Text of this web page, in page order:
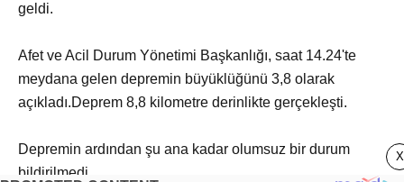
geldi.
Afet ve Acil Durum Yönetimi Başkanlığı, saat 14.24'te
meydana gelen depremin büyüklüğünü 3,8 olarak
açıkladı.Deprem 8,8 kilometre derinlikte gerçekleşti.
Depremin ardından şu ana kadar olumsuz bir durum
bildirilmedi.
X